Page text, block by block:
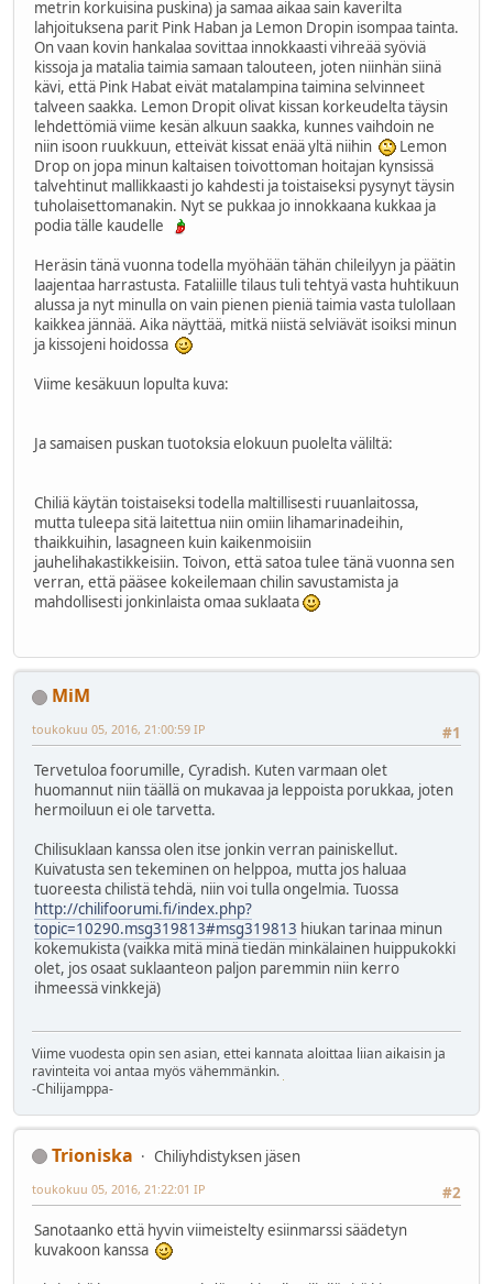
metrin korkuisina puskina) ja samaa aikaa sain kaverilta
lahjoituksena parit Pink Haban ja Lemon Dropin isompaa tainta.
On vaan kovin hankalaa sovittaa innokkaasti vihreää syöviä
kissoja ja matalia taimia samaan talouteen, joten niinhän siinä
kävi, että Pink Habat eivät matalampina taimina selvinneet
talveen saakka. Lemon Dropit olivat kissan korkeudelta täysin
lehdettömiä viime kesän alkuun saakka, kunnes vaihdoin ne
niin isoon ruukkuun, etteivät kissat enää yltä niihin
Lemon
Drop on jopa minun kaltaisen toivottoman hoitajan kynsissä
talvehtinut mallikkaasti jo kahdesti ja toistaiseksi pysynyt täysin
tuholaisettomanakin. Nyt se pukkaa jo innokkaana kukkaa ja
podia tälle kaudelle
Heräsin tänä vuonna todella myöhään tähän chileilyyn ja päätin
laajentaa harrastusta. Fataliille tilaus tuli tehtyä vasta huhtikuun
alussa ja nyt minulla on vain pienen pieniä taimia vasta tulollaan
kaikkea jännää. Aika näyttää, mitkä niistä selviävät isoiksi minun
ja kissojeni hoidossa
Viime kesäkuun lopulta kuva:
Ja samaisen puskan tuotoksia elokuun puolelta väliltä:
Chiliä käytän toistaiseksi todella maltillisesti ruuanlaitossa,
mutta tuleepa sitä laitettua niin omiin lihamarinadeihin,
thaikkuihin, lasagneen kuin kaikenmoisiin
jauhelihakastikkeisiin. Toivon, että satoa tulee tänä vuonna sen
verran, että pääsee kokeilemaan chilin savustamista ja
mahdollisesti jonkinlaista omaa suklaata
MiM
#1
toukokuu 05, 2016, 21:00:59 IP
Tervetuloa foorumille, Cyradish. Kuten varmaan olet
huomannut niin täällä on mukavaa ja leppoista porukkaa, joten
hermoiluun ei ole tarvetta.
Chilisuklaan kanssa olen itse jonkin verran painiskellut.
Kuivatusta sen tekeminen on helppoa, mutta jos haluaa
tuoreesta chilistä tehdä, niin voi tulla ongelmia. Tuossa
http://chilifoorumi.fi/index.php?
topic=10290.msg319813#msg319813 hiukan tarinaa minun
kokemukista (vaikka mitä minä tiedän minkälainen huippukokki
olet, jos osaat suklaanteon paljon paremmin niin kerro
ihmeessä vinkkejä)
Viime vuodesta opin sen asian, ettei kannata aloittaa liian aikaisin ja
ravinteita voi antaa myös vähemmänkin.
-Chilijamppa-
Trioniska
Chiliyhdistyksen jäsen
#2
toukokuu 05, 2016, 21:22:01 IP
Sanotaanko että hyvin viimeistelty esiinmarssi säädetyn
kuvakoon kanssa